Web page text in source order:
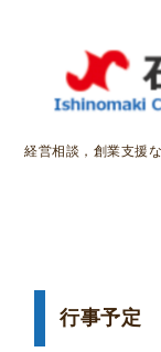
経営相談，創業支援
行事予定